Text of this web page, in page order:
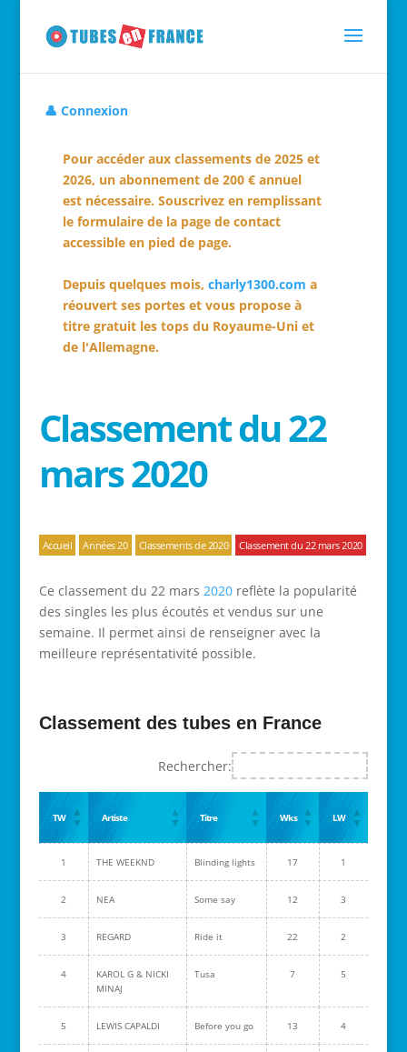
👤 Connexion
Pour accéder aux classements de 2025 et
2026, un abonnement de 200 € annuel
est nécessaire. Souscrivez en remplissant
le formulaire de la page de contact
accessible en pied de page.
Depuis quelques mois, charly1300.com a
réouvert ses portes et vous propose à
titre gratuit les tops du Royaume-Uni et
de l'Allemagne.
Classement du 22
mars 2020
Accueil Années 20 Classements de 2020 Classement du 22 mars 2020
Ce classement du 22 mars 2020reflète la popularité
des singles les plus écoutés et vendus sur une
semaine. Il permet ainsi de renseigner avec la
meilleure représentativité possible.
Classement des tubes en France
Rechercher:
TW Artiste Titre Wks LW
1 THE WEEKND Blinding lights 17 1
2 NEA Some say 12 3
3 REGARD Ride it 22 2
4
KAROL G & NICKI
MINAJ
Tusa 7 5
5 LEWIS CAPALDI Before you go 13 4